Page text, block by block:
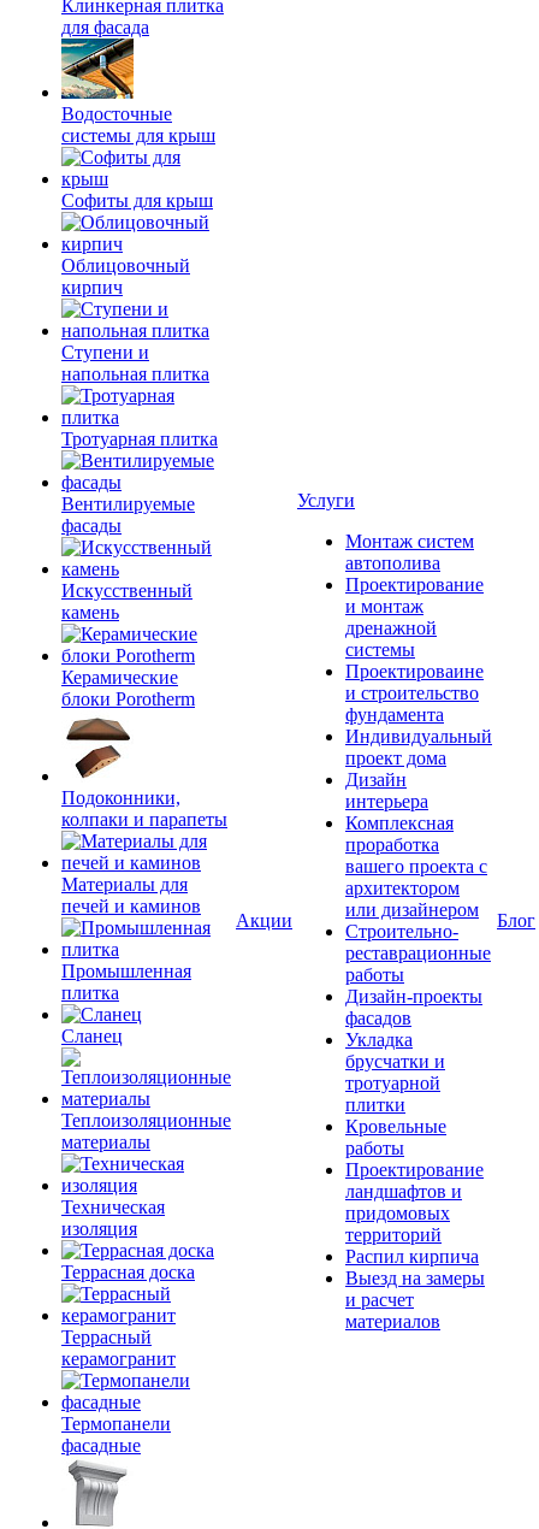
Клинкерная плитка
для фасада
Водосточные
системы для крыш
Софиты для крыш
Облицовочный
кирпич
Ступени и
напольная плитка
Тротуарная плитка
Вентилируемые
фасады
Искусственный
камень
Керамические
блоки Porotherm
Подоконники,
колпаки и парапеты
Материалы для
печей и каминов
Промышленная
плитка
Сланец
Теплоизоляционные
материалы
Техническая
изоляция
Террасная доска
Террасный
керамогранит
Термопанели
фасадные
Акции
Услуги
Монтаж систем
автополива
Проектирование
и монтаж
дренажной
системы
Проектироваине
и строительство
фундамента
Индивидуальный
проект дома
Дизайн
интерьера
Комплексная
проработка
вашего проекта с
архитектором
или дизайнером
Строительно-
реставрационные
работы
Дизайн-проекты
фасадов
Укладка
брусчатки и
тротуарной
плитки
Кровельные
работы
Проектирование
ландшафтов и
придомовых
территорий
Распил кирпича
Выезд на замеры
и расчет
материалов
Блог